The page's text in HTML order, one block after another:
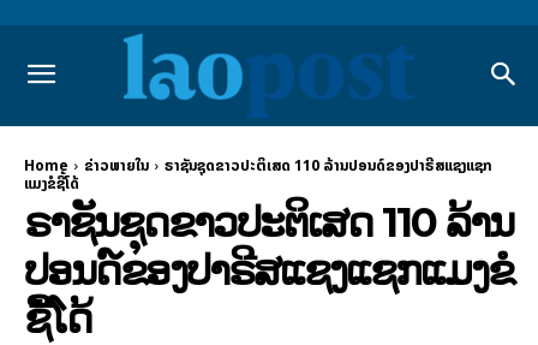
Home ຂ່າວພາຍ​ໃນ
ຣາຊັນຊຸດຂາວປະຕິເສດ 110 ລ້ານປອນດ໌ຂອງປາຣີສແຊງແຊກ
ແມງຂໍຊື້ໂດ້
ຣາຊັນຊຸດຂາວປະຕິເສດ 110 ລ້ານ
ປອນດ໌ຂອງປາຣີສແຊງແຊກແມງຂໍ
ຊື້ໂດ້